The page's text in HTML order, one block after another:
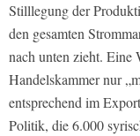
Stilllegung der
den gesamten
nach unten zieht. Eine
Handelskammer nur
entsprechend im
Politik, die 6.000